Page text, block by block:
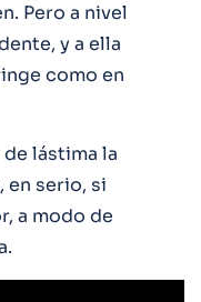
Pero a nivel
y a ella
como en
lástima la
, en serio, si
a modo de